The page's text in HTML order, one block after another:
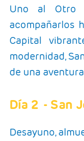
Uno al Otro
acompañarlos
Capital
modernidad,
de una
Día 2 - San
Desayuno,